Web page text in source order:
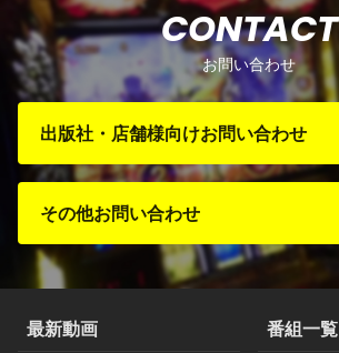
お問い合わせ
CONTACT
出版社・店舗様向けお問い合わせ
その他お問い合わせ
最新動画 番組一覧